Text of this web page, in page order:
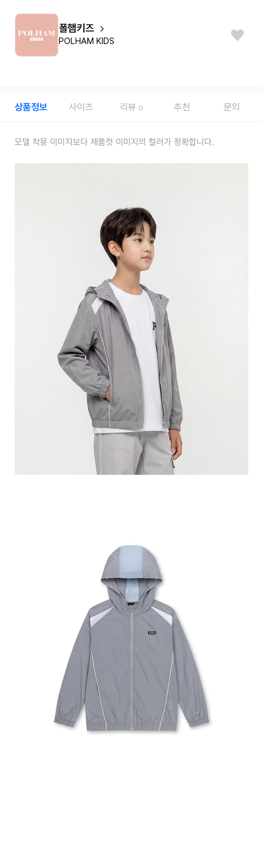
폴햄키즈
POLHAM KIDS
상품정보 사이즈 리뷰 0 추천 문의
모델 착용 이미지보다 제품컷 이미지의 컬러가 정확합니다.